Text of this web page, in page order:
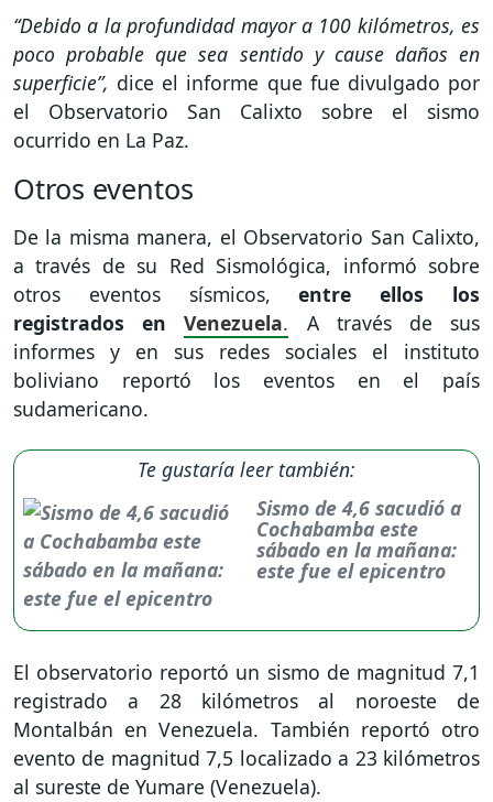
“Debido a la profundidad mayor a 100 kilómetros, es
poco probable que sea sentido y cause daños en
superficie”, dice el informe que fue divulgado por
el Observatorio San Calixto sobre el sismo
ocurrido en La Paz.
Otros eventos
De la misma manera, el Observatorio San Calixto,
a través de su Red Sismológica, informó sobre
otros eventos sísmicos,entre ellos los
registrados enVenezuela. A través de sus
informes y en sus redes sociales el instituto
boliviano reportó los eventos en el país
sudamericano.
Te gustaría leer también:
Sismo de 4,6 sacudió a
Cochabamba este
sábado en la mañana:
este fue el epicentro
El observatorio reportó un sismo de magnitud 7,1
registrado a 28 kilómetros al noroeste de
Montalbán en Venezuela. También reportó otro
evento de magnitud 7,5 localizado a 23 kilómetros
al sureste de Yumare (Venezuela).